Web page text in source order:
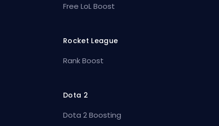
Free LoL Boost
Rocket League
Rank Boost
Dota 2
Dota 2 Boosting